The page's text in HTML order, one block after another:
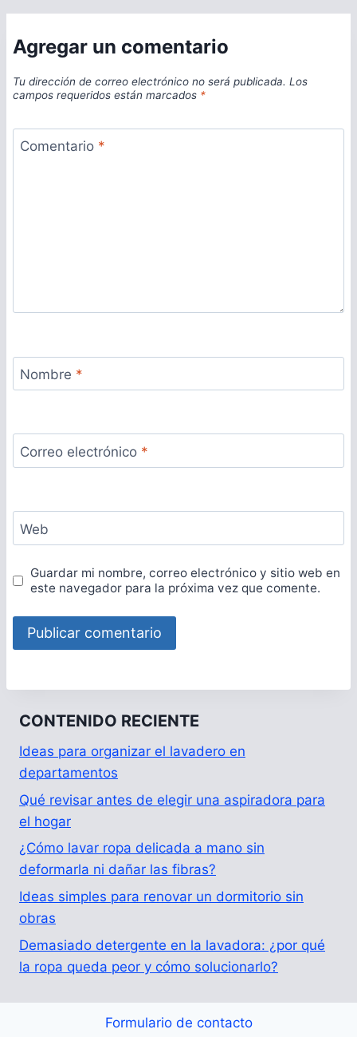
Agregar un comentario
Tu dirección de correo electrónico no será publicada. Los
campos requeridos están marcados *
Comentario *
Nombre *
Correo electrónico *
Web
Guardar mi nombre, correo electrónico y sitio web en
este navegador para la próxima vez que comente.
CONTENIDO RECIENTE
Ideas para organizar el lavadero en
departamentos
Qué revisar antes de elegir una aspiradora para
el hogar
¿Cómo lavar ropa delicada a mano sin
deformarla ni dañar las fibras?
Ideas simples para renovar un dormitorio sin
obras
Demasiado detergente en la lavadora: ¿por qué
la ropa queda peor y cómo solucionarlo?
Formulario de contacto